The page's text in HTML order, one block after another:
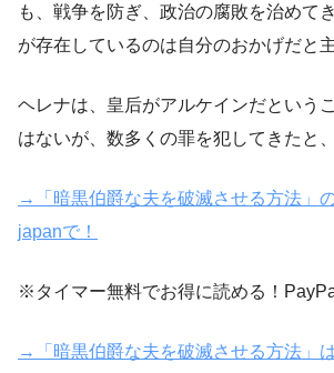
も、戦争を防ぎ、政治の腐敗を治めて
が存在しているのは自分のおかげだと
ヘレナは、皇后がアルケインだという
はないが、数多くの罪を犯してきたと
→「暗黒伯爵な夫を破滅させる方法」
japanで！
※タイマー無料でお得に読める！
→「暗黒伯爵な夫を破滅させる方法」